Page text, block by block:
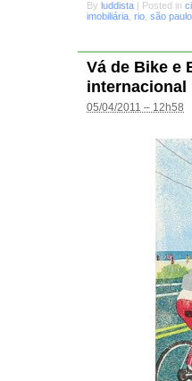
By luddista | Posted in
imobiliária rio são paulo
Vá de Bike e
internacional
05/04/2011 – 12h58